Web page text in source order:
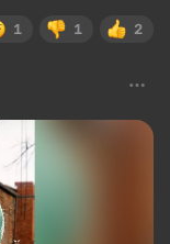
1 1 2